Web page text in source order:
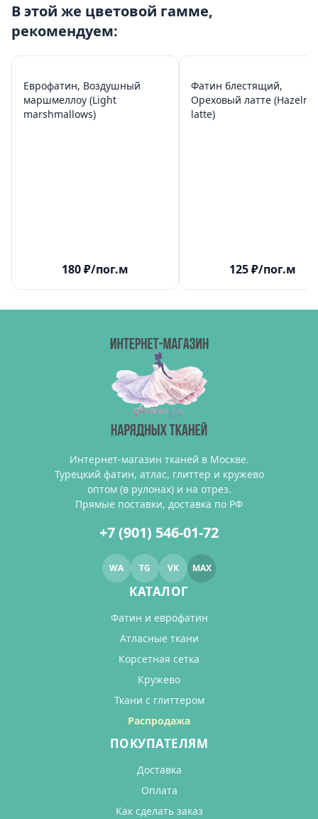
В этой же цветовой гамме,
рекомендуем:
Еврофатин, Воздушный
маршмеллоу (Light
marshmallows)
180₽/пог.м
Фатин блестящий,
Ореховый латте
latte)
125₽/пог.м
Интернет-магазин тканей в Москве.
Турецкий фатин, атлас, глиттер и кружево
оптом (в рулонах) и на отрез.
Прямые поставки, доставка по РФ
+7 (901) 546-01-72
WA TG VK MAX
КАТАЛОГ
Фатин и еврофатин
Атласные ткани
Корсетная сетка
Кружево
Ткани с глиттером
Распродажа
ПОКУПАТЕЛЯМ
Доставка
Оплата
Как сделать заказ